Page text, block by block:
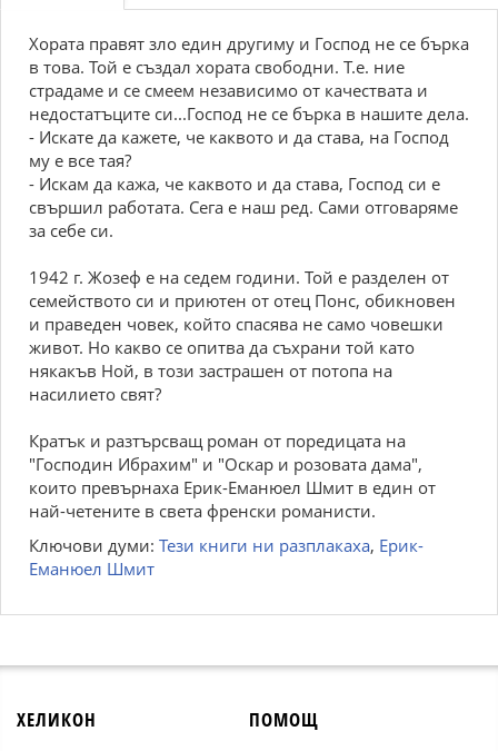
Хората правят зло един другиму и Господ не се бърка
в това. Той е създал хората свободни. Т.е. ние
страдаме и се смеем независимо от качествата и
недостатъците си...Господ не се бърка в нашите дела.
- Искате да кажете, че каквото и да става, на Господ
му е все тая?
- Искам да кажа, че каквото и да става, Господ си е
свършил работата. Сега е наш ред. Сами отговаряме
за себе си.
1942 г. Жозеф е на седем години. Той е разделен от
семейството си и приютен от отец Понс, обикновен
и праведен човек, който спасява не само човешки
живот. Но какво се опитва да съхрани той като
някакъв Ной, в този застрашен от потопа на
насилието свят?
Кратък и разтърсващ роман от поредицата на
"Господин Ибрахим" и "Оскар и розовата дама",
които превърнаха Ерик-Еманюел Шмит в един от
най-четените в света френски романисти.
Ключови думи: Тези книги ни разплакаха, Ерик-
Еманюел Шмит
ХЕЛИКОН ПОМОЩ